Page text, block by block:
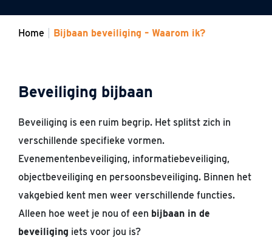
Home Bijbaan beveiliging – Waarom ik?
Beveiliging bijbaan
Beveiliging is een ruim begrip. Het splitst zich in
verschillende specifieke vormen.
Evenementenbeveiliging, informatiebeveiliging,
objectbeveiliging en persoonsbeveiliging. Binnen het
vakgebied kent men weer verschillende functies.
Alleen hoe weet je nou of een bijbaan in de
beveiliging iets voor jou is?